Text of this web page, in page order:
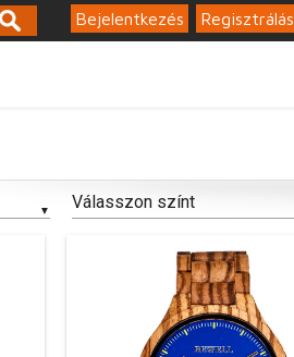
Bejelentkezés Regisztrálás
Válasszon színt